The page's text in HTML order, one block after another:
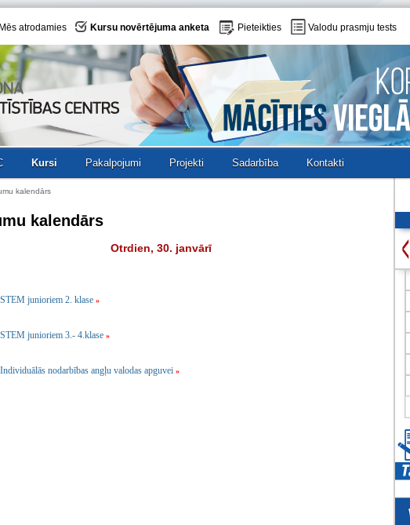
Mēs atrodamies Kursu novērtējuma anketa Pieteikties Valodu prasmju tests
Kursi Pakalpojumi Projekti Sadarbība Kontakti
kalendārs
kalendārs
Otrdien, 30. janvārī
STEM junioriem 2. klase »
STEM junioriem 3.- 4.klase »
Individuālās nodarbības angļu valodas apguvei »